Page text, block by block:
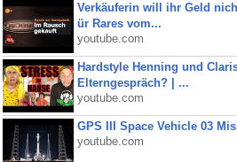
Verkäuferin will ihr Geld
ür Rares vom...
youtube.com
Hardstyle Henning und
Elterngespräch? | ...
youtube.com
GPS III Space Vehicle 03
youtube.com